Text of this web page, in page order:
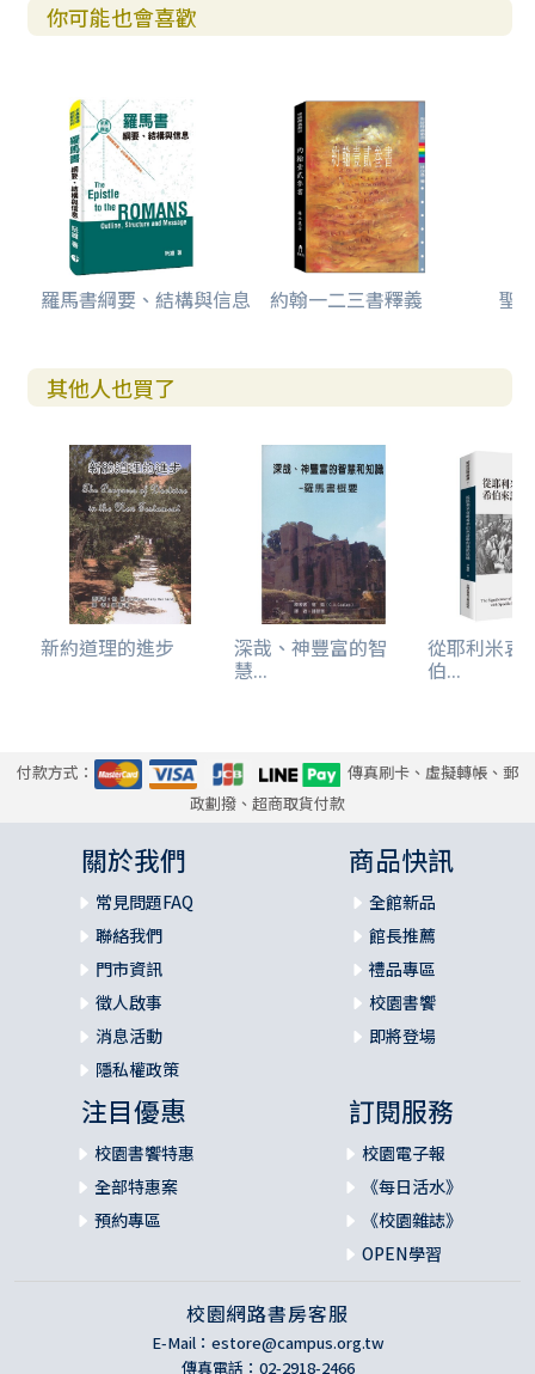
你可能也會喜歡
羅馬書綱要、結構與信息 約翰一二三書釋義 聖
其他人也買了
新約道理的進步 深哉、神豐富的智
慧...
從耶利米哀
伯...
付款方式：
傳真刷卡、虛擬轉帳、郵
政劃撥、超商取貨付款
關於我們
常見問題FAQ
聯絡我們
門市資訊
徵人啟事
消息活動
隱私權政策
商品快訊
全館新品
館長推薦
禮品專區
校園書饗
即將登場
注目優惠
校園書饗特惠
全部特惠案
預約專區
訂閱服務
校園電子報
《每日活水》
《校園雜誌》
OPEN學習
校園網路書房客服
E-Mail： estore@campus.org.tw
傳真電話：02-2918-2466